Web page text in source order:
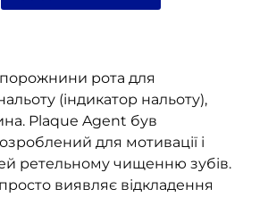
рота для
(індикатор нальоту),
Plaque Agent був
для мотивації і
ретельному чищенню зубів.
виявляє відкладення